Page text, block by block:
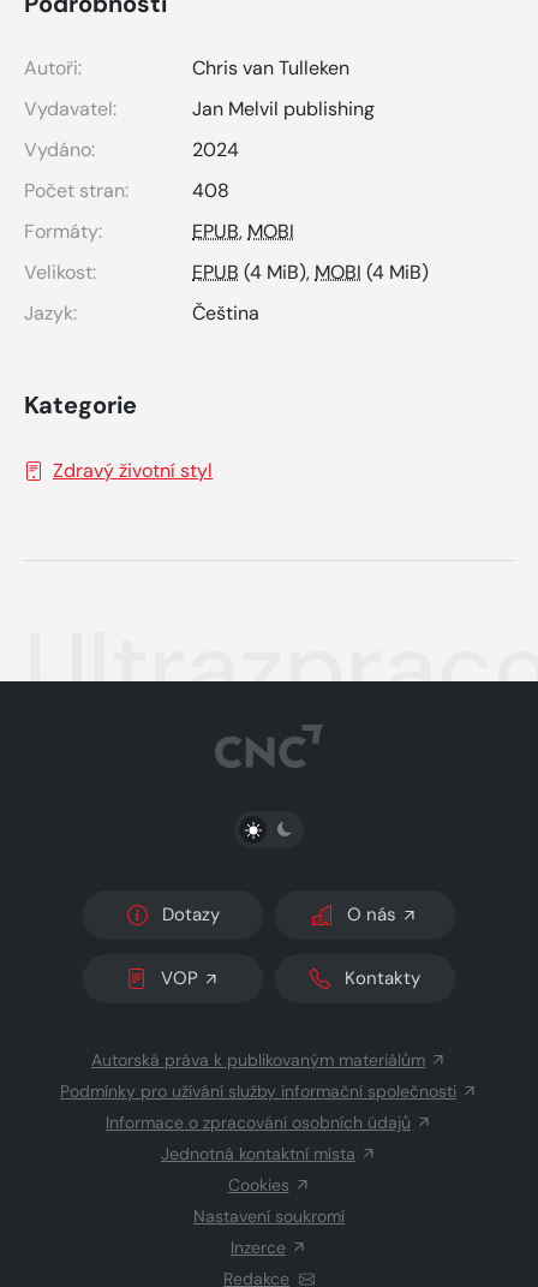
Autoři:
Chris van Tulleken
Vydavatel:
Jan Melvil publishing
Vydáno:
2024
Počet stran:
408
Formáty:
EPUB,MOBI
Velikost:
EPUB (4 MiB),MOBI (4 MiB)
Jazyk:
Čeština
Kategorie
Zdravý životní styl
PŘEPNOUT SVĚTLÝ/TMAVÝ REŽIM
Dotazy O nás
VOP Kontakty
Autorská práva k publikovaným materiálům
Podmínky pro užívání služby informační společnosti
Informace o zpracování osobních údajů
Jednotná kontaktní místa
Cookies
Nastavení soukromí
Inzerce
Redakce